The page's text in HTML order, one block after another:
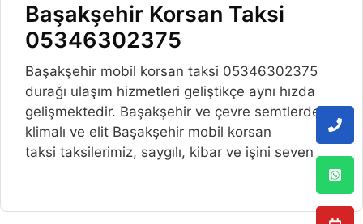
Başakşehir Korsan Taksi
05346302375
Başakşehir mobil korsan taksi 05346302375
durağı ulaşım hizmetleri geliştikçe aynı hızda
gelişmektedir. Başakşehir ve çevre semtlerde,
klimalı ve elit Başakşehir mobil korsan
taksi taksilerimiz, saygılı, kibar ve işini seven